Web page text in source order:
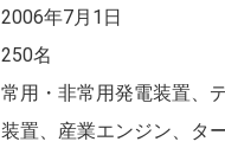
2006年7月1日
250名
常用・非常用発電装置、
装置、産業エンジン、タ